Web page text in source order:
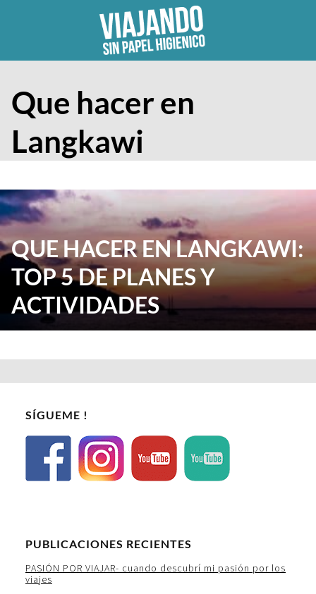
Que hacer en
Langkawi
QUE HACER EN LANGKAWI:
TOP 5 DE PLANES Y
ACTIVIDADES
SÍGUEME !
PUBLICACIONES RECIENTES
PASIÓN POR VIAJAR- cuando descubrí mi pasión por los
viajes